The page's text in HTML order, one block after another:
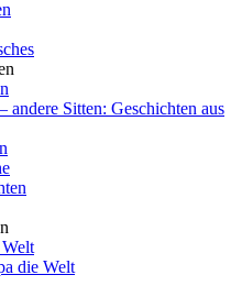
andere Sitten: Geschichten aus
die Welt